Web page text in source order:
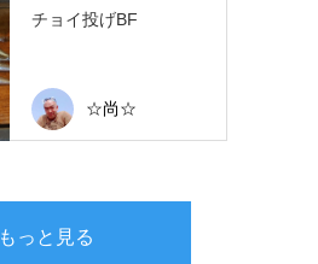
チョイ投げBF
☆尚☆
もっと見る